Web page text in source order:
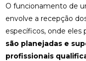
O funcionamento de
envolve a recepção
específicos, onde eles
são planejadas e
profissionais